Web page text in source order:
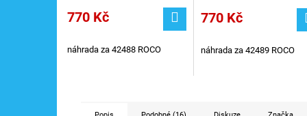
770 Kč
náhrada za 42488 ROCO
770 Kč
náhrada za 42489 ROCO